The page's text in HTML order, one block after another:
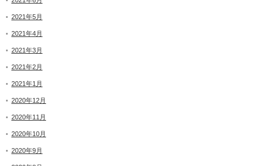
2021年5月
2021年4月
2021年3月
2021年2月
2021年1月
2020年12月
2020年11月
2020年10月
2020年9月